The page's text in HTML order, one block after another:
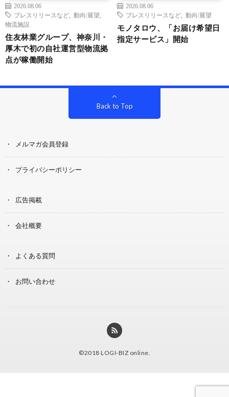
2026.08.06
プレスリリースなど
動向/展望
物流施設
住友林業グループ、神奈川・
厚木で初の自社運営型物流拠
点が稼働開始
2026.08.06
プレスリリースなど
動向/展望
モノタロウ、「お届け希望日
指定サービス」開始
Back to Top
メルマガ会員登録
プライバシーポリシー
広告掲載
会社概要
よくある質問
お問い合わせ
©2018 LOGI-BIZ online